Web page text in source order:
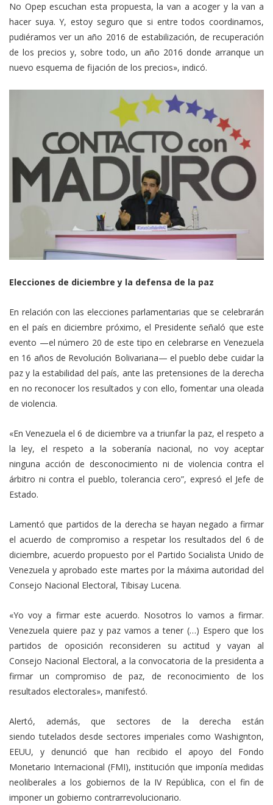
No Opep escuchan esta propuesta, la van a acoger y la van a
hacer suya. Y, estoy seguro que si entre todos coordinamos,
pudiéramos ver un año 2016 de estabilización, de recuperación
de los precios y, sobre todo, un año 2016 donde arranque un
nuevo esquema de fijación de los precios», indicó.
Elecciones de diciembre y la defensa de la paz
En relación con las elecciones parlamentarias que se celebrarán
en el país en diciembre próximo, el Presidente señaló que este
evento —el número 20 de este tipo en celebrarse en Venezuela
en 16 años de Revolución Bolivariana— el pueblo debe cuidar la
paz y la estabilidad del país, ante las pretensiones de la derecha
en no reconocer los resultados y con ello, fomentar una oleada
de violencia.
«En Venezuela el 6 de diciembre va a triunfar la paz, el respeto a
la ley, el respeto a la soberanía nacional, no voy aceptar
ninguna acción de desconocimiento ni de violencia contra el
árbitro ni contra el pueblo, tolerancia cero”, expresó el Jefe de
Estado.
Lamentó que partidos de la derecha se hayan negado a firmar
el acuerdo de compromiso a respetar los resultados del 6 de
diciembre, acuerdo propuesto por el Partido Socialista Unido de
Venezuela y aprobado este martes por la máxima autoridad del
Consejo Nacional Electoral, Tibisay Lucena.
«Yo voy a firmar este acuerdo. Nosotros lo vamos a firmar.
Venezuela quiere paz y paz vamos a tener (…) Espero que los
partidos de oposición reconsideren su actitud y vayan al
Consejo Nacional Electoral, a la convocatoria de la presidenta a
firmar un compromiso de paz, de reconocimiento de los
resultados electorales», manifestó.
Alertó, además, que sectores de la derecha están
siendo tutelados desde sectores imperiales como Washignton,
EEUU, y denunció que han recibido el apoyo del Fondo
Monetario Internacional (FMI), institución que imponía medidas
neoliberales a los gobiernos de la IV República, con el fin de
imponer un gobierno contrarrevolucionario.